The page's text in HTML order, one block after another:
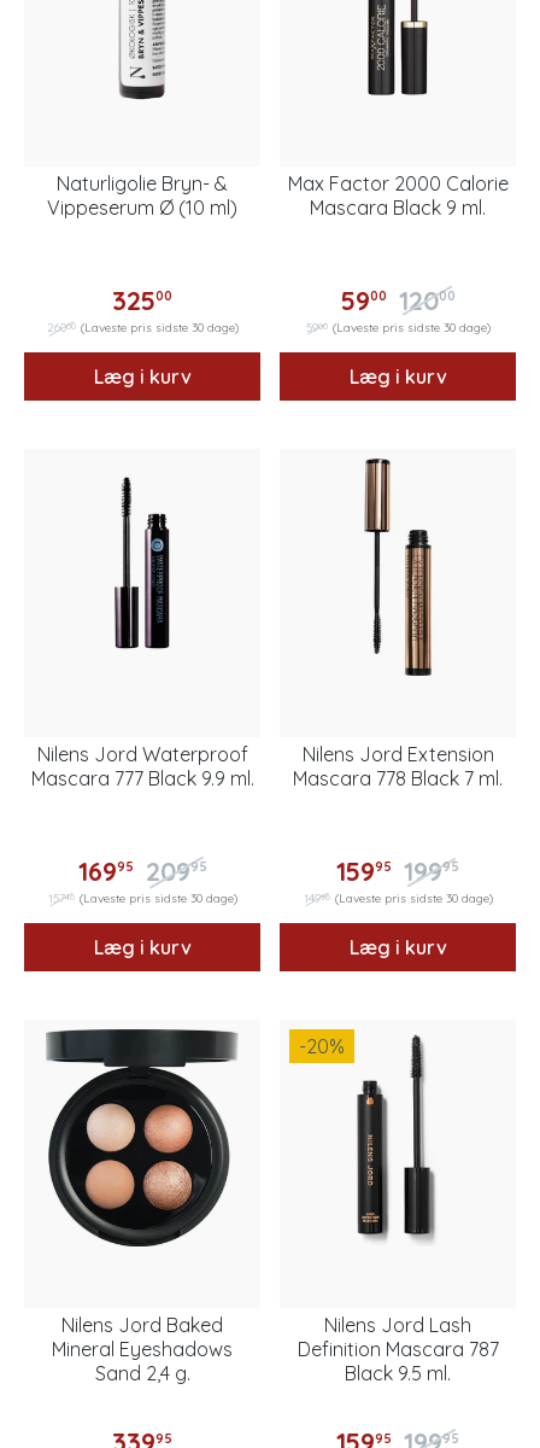
Naturligolie Bryn- &
Vippeserum Ø (10 ml)
32500
26000 (Laveste pris sidste 30 dage)
Læg i kurv
Max Factor 2000 Calorie
Mascara Black 9 ml.
5900 12000
5900 (Laveste pris sidste 30 dage)
Læg i kurv
Nilens Jord Waterproof
Mascara 777 Black 9.9 ml.
16995 20995
15746 (Laveste pris sidste 30 dage)
Læg i kurv
Nilens Jord Extension
Mascara 778 Black 7 ml.
15995 19995
14996 (Laveste pris sidste 30 dage)
Læg i kurv
Nilens Jord Baked
Mineral Eyeshadows
Sand 2,4 g.
95
-20%
Nilens Jord Lash
Definition Mascara 787
Black 9.5 ml.
95 95